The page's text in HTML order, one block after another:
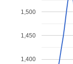
1,400
1,450
1,500